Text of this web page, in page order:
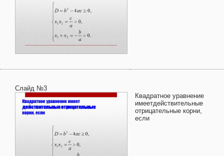
Слайд №3
Квадратное уравнение
имеетдействительные
отрицательные корни,
если